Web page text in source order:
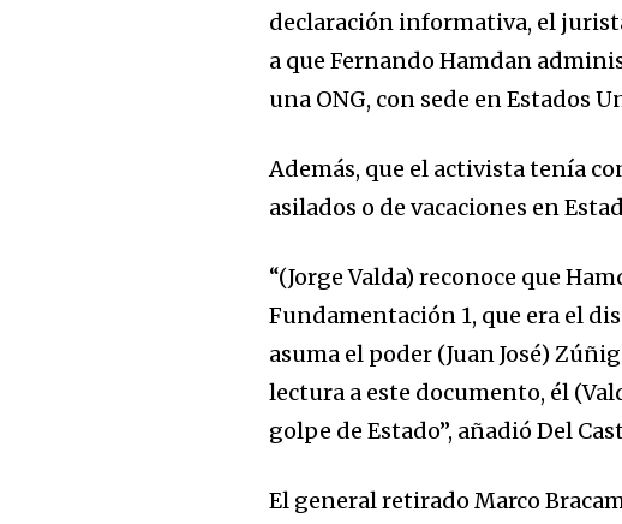
declaración informativa, el
a que Fernando Hamdan
una ONG, con sede en Estados
Además, que el activista tenía
asilados o de vacaciones en
“(Jorge Valda) reconoce que
Fundamentación 1, que era el
asuma el poder (Juan José)
lectura a este documento, él
golpe de Estado”, añadió Del
El general retirado Marco